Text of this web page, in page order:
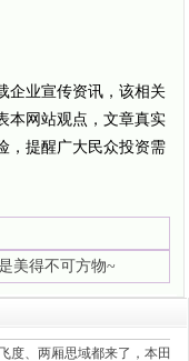
企业宣传资讯，该相关
本网站观点，文章真实
，提醒广大民众投资需
美得不可方物~